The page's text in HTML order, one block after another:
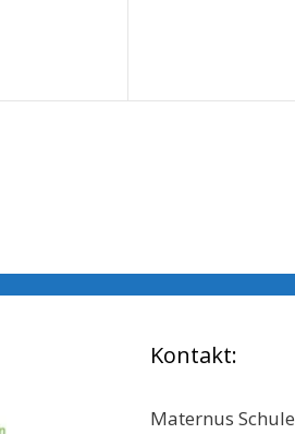
Kontakt:
Maternus Schule